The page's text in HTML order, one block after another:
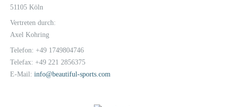
51105 Köln
Vertreten durch:
Axel Kohring
Telefon: +49 1749804746
Telefax: +49 221 2856375
E-Mail: info@beautiful-sports.com